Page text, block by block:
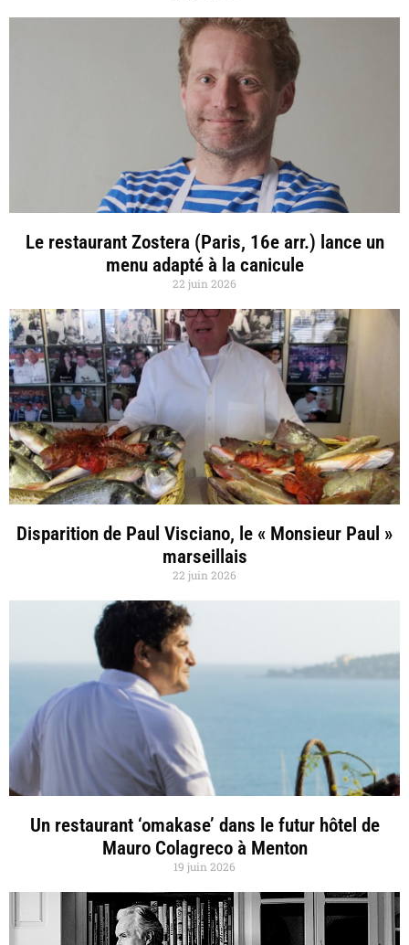
Le restaurant Zostera (Paris, 16e arr.) lance un
menu adapté à la canicule
22 juin 2026
Disparition de Paul Visciano, le « Monsieur Paul »
marseillais
22 juin 2026
Un restaurant ‘omakase’ dans le futur hôtel de
Mauro Colagreco à Menton
19 juin 2026